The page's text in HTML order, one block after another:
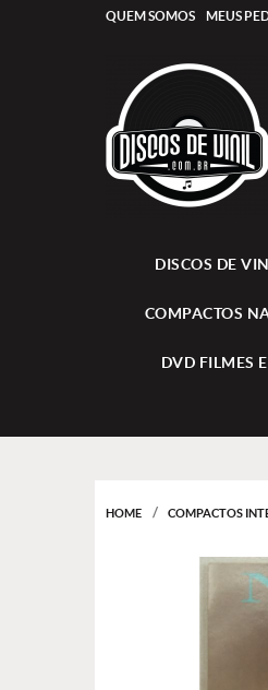
QUEM SOMOS MEUS
DISCOS DE
COMPACTOS
DVD FILMES
HOME COMPACTOS